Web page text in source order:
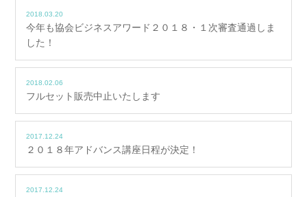
2018.03.20
今年も協会ビジネスアワード２０１８・１次審査通過しま
した！
2018.02.06
フルセット販売中止いたします
2017.12.24
２０１８年アドバンス講座日程が決定！
2017.12.24